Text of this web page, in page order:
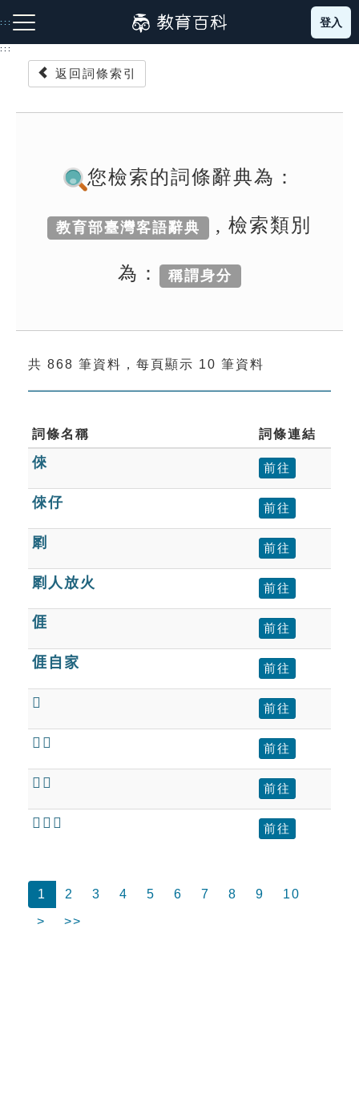
到
主
:::
成語故事
索引選單
單字索引
生命大百科索引
遊戲專區
教學應用
貓頭鷹博士
登入
:::
返回詞條索引
您檢索的詞條辭典為：
教育部臺灣客語辭典 , 檢索類別
為： 稱謂身分
共 868 筆資料，每頁顯示 10 筆資料
詞條名稱 詞條連結
倈 前往
倈仔 前往
㓾 前往
㓾人放火 前往
𠊎 前往
𠊎自家 前往
𫣆 前往
𫣆人 前往
𫣆个 前往
𫣆兩儕 前往
1 2 3 4 5 6 7 8 9
10
>
>>